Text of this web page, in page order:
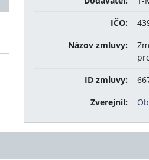
IČO:
Názov zmluvy:
ID zmluvy:
Zverejnil: